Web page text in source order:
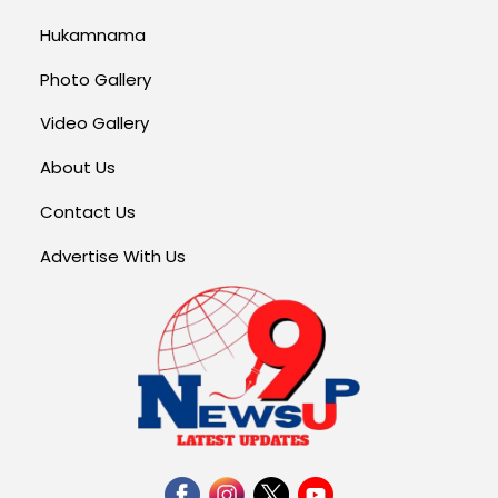
Hukamnama
Photo Gallery
Video Gallery
About Us
Contact Us
Advertise With Us